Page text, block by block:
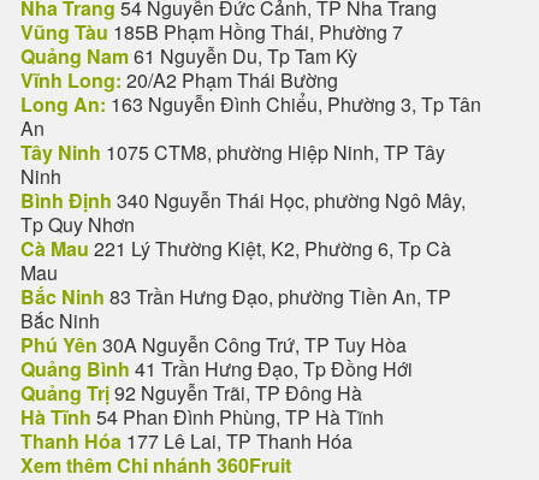
Nha Trang 54 Nguyễn Đức Cảnh, TP Nha Trang
Vũng Tàu 185B Phạm Hồng Thái, Phường 7
Quảng Nam61 Nguyễn Du, Tp Tam Kỳ
Vĩnh Long: 20/A2 Phạm Thái Bường
Long An: 163 Nguyễn Đình Chiểu, Phường 3, Tp Tân
An
Tây Ninh 1075 CTM8, phường Hiệp Ninh, TP Tây
Ninh
Bình Định 340 Nguyễn Thái Học, phường Ngô Mây,
Tp Quy Nhơn
Cà Mau 221 Lý Thường Kiệt, K2, Phường 6, Tp Cà
Mau
Bắc Ninh 83 Trần Hưng Đạo, phường Tiền An, TP
Bắc Ninh
Phú Yên 30A Nguyễn Công Trứ, TP Tuy Hòa
Quảng Bình 41 Trần Hưng Đạo, Tp Đồng Hới
Quảng Trị92 Nguyễn Trãi, TP Đông Hà
Hà Tĩnh 54 Phan Đình Phùng, TP Hà Tĩnh
Thanh Hóa 177 Lê Lai, TP Thanh Hóa
Xem thêm Chi nhánh 360Fruit